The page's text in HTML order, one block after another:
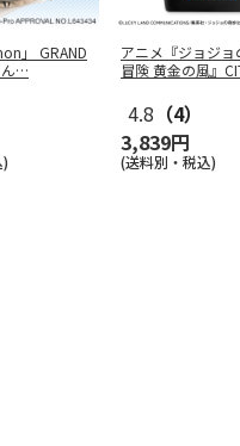
」 GRAND
…
アニメ『ジョジョ
冒険 黄金の風』
4.8 （4）
3,839円
(送料別・税込)